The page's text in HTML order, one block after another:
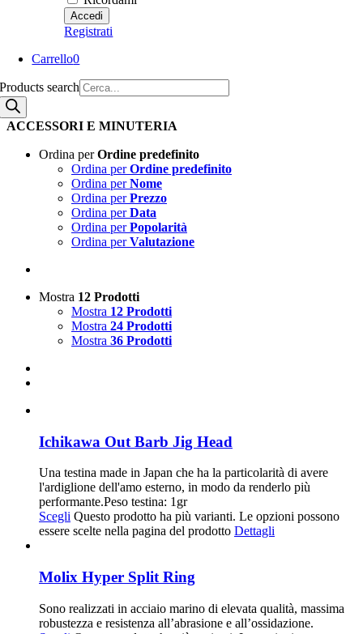
Registrati
Carrello0
Products search
ACCESSORI E MINUTERIA
Ordina perOrdine predefinito
Ordina perOrdine predefinito
Ordina perNome
Ordina perPrezzo
Ordina perData
Ordina perPopolarità
Ordina perValutazione
Mostra 12 Prodotti
Mostra 12 Prodotti
Mostra 24 Prodotti
Mostra 36 Prodotti
Ichikawa Out Barb Jig Head
Una testina made in Japan che ha la particolarità di avere
l'ardiglione dell'amo esterno, in modo da renderlo più
performante.Peso testina: 1gr
Scegli Questo prodotto ha più varianti. Le opzioni possono
essere scelte nella pagina del prodotto Dettagli
Molix Hyper Split Ring
Sono realizzati in acciaio marino di elevata qualità, massima
robustezza e resistenza all’abrasione e all’ossidazione.